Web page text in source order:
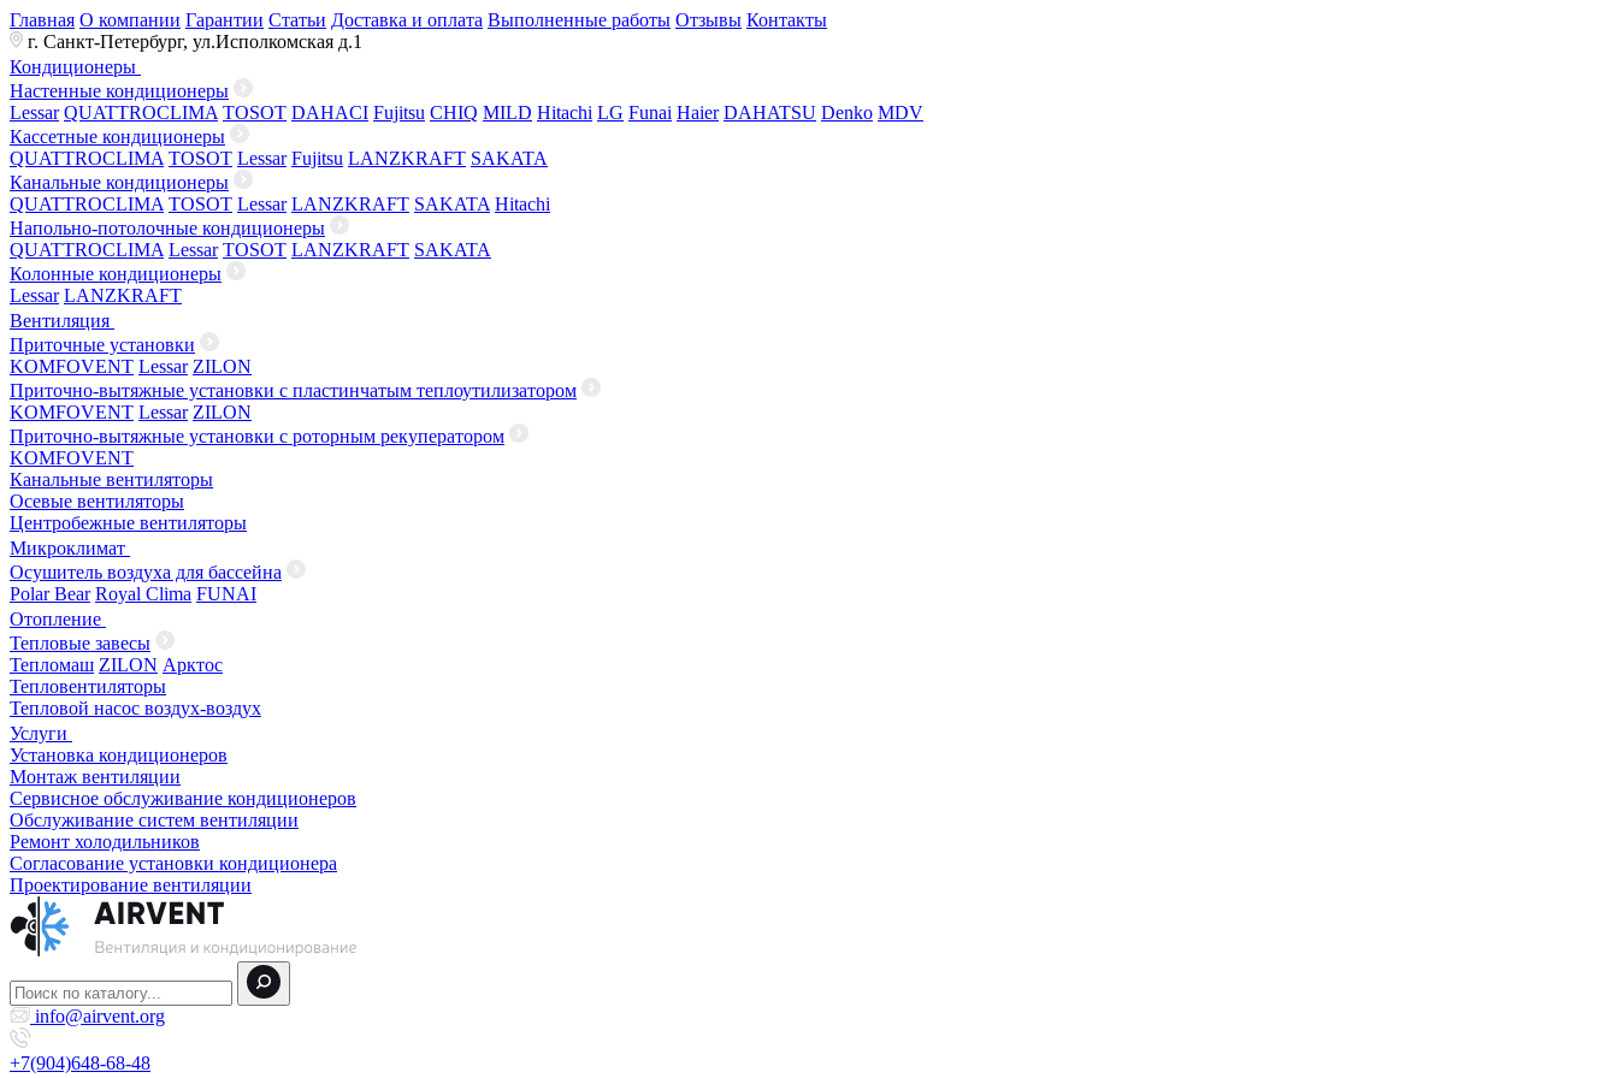
Главная О компании Гарантии Статьи Доставка и оплата Выполненные работы Отзывы Контакты
г. Санкт-Петербург, ул.Исполкомская д.1
Кондиционеры
Настенные кондиционеры
Lessar QUATTROCLIMA TOSOT DAHACI Fujitsu CHIQ MILD Hitachi LG Funai Haier DAHATSU Denko MDV
Кассетные кондиционеры
QUATTROCLIMA TOSOT Lessar Fujitsu LANZKRAFT SAKATA
Канальные кондиционеры
QUATTROCLIMA TOSOT Lessar LANZKRAFT SAKATA Hitachi
Напольно-потолочные кондиционеры
QUATTROCLIMA Lessar TOSOT LANZKRAFT SAKATA
Колонные кондиционеры
Lessar LANZKRAFT
Вентиляция
Приточные установки
KOMFOVENT Lessar ZILON
Приточно-вытяжные установки с пластинчатым теплоутилизатором
KOMFOVENT Lessar ZILON
Приточно-вытяжные установки с роторным рекуператором
KOMFOVENT
Канальные вентиляторы
Осевые вентиляторы
Центробежные вентиляторы
Микроклимат
Осушитель воздуха для бассейна
Polar Bear Royal Clima FUNAI
Отопление
Тепловые завесы
Тепломаш ZILON Арктос
Тепловентиляторы
Тепловой насос воздух-воздух
Услуги
Установка кондиционеров
Монтаж вентиляции
Сервисное обслуживание кондиционеров
Обслуживание систем вентиляции
Ремонт холодильников
Согласование установки кондиционера
Проектирование вентиляции
info@airvent.org
+7(904)648-68-48